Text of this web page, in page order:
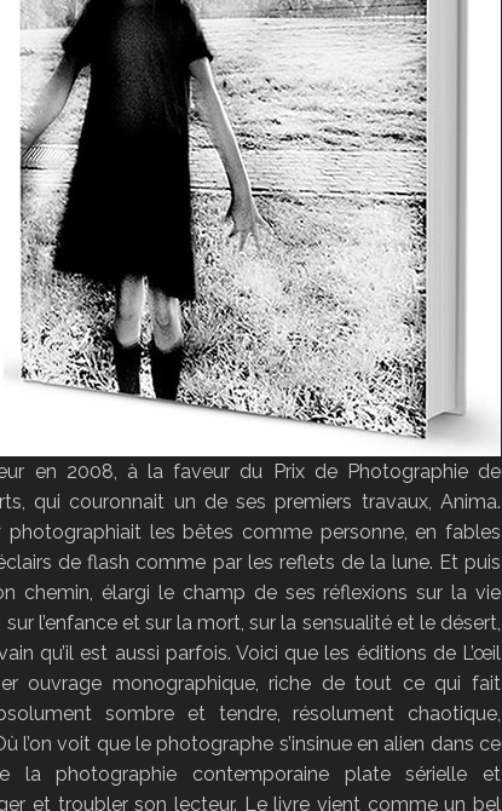
en 2008, à la faveur du Prix de Photographie de
qui couronnait un de ses premiers travaux, Anima.
photographiait les bêtes comme personne, en fables
de flash comme par les reflets de la lune. Et puis
chemin, élargi le champ de ses réflexions sur la vie
l’enfance et sur la mort, sur la sensualité et le désert,
qu’il est aussi parfois. Voici que les éditions de L’œil
ouvrage monographique, riche de tout ce qui fait
sombre et tendre, résolument chaotique,
l’on voit que le photographe s’insinue en alien dans ce
la photographie contemporaine plate sérielle et
et troubler son lecteur. Le livre vient comme un bel